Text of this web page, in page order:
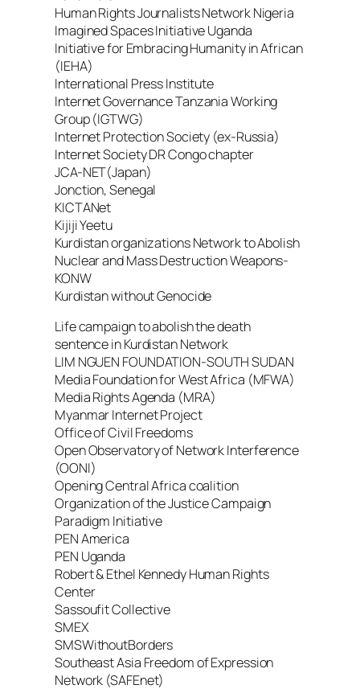
Human Rights Journalists Network Nigeria
Imagined Spaces Initiative Uganda
Initiative for Embracing Humanity in African
(IEHA)
International Press Institute
Internet Governance Tanzania Working
Group (IGTWG)
Internet Protection Society (ex-Russia)
Internet Society DR Congo chapter
JCA-NET(Japan)
Jonction, Senegal
KICTANet
Kijiji Yeetu
Kurdistan organizations Network to Abolish
Nuclear and Mass Destruction Weapons-
KONW
Kurdistan without Genocide
Life campaign to abolish the death
sentence in Kurdistan Network
LIM NGUEN FOUNDATION-SOUTH SUDAN
Media Foundation for West Africa (MFWA)
Media Rights Agenda (MRA)
Myanmar Internet Project
Office of Civil Freedoms
Open Observatory of Network Interference
(OONI)
Opening Central Africa coalition
Organization of the Justice Campaign
Paradigm Initiative
PEN America
PEN Uganda
Robert & Ethel Kennedy Human Rights
Center
Sassoufit Collective
SMEX
SMSWithoutBorders
Southeast Asia Freedom of Expression
Network (SAFEnet)